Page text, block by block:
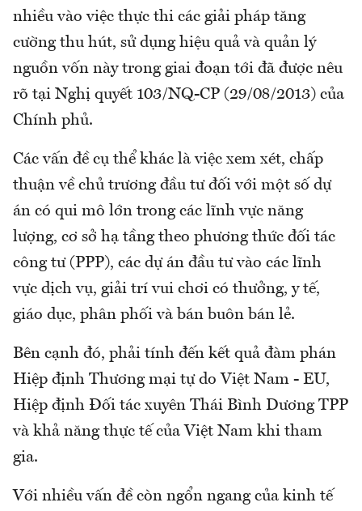
nhiều vào việc thực thi các giải pháp tăng
cường thu hút, sử dụng hiệu quả và quản lý
nguồn vốn này trong giai đoạn tới đã được nêu
rõ tại Nghị quyết 103/NQ-CP (29/08/2013) của
Chính phủ.
Các vấn đề cụ thể khác là việc xem xét, chấp
thuận về chủ trương đầu tư đối với một số dự
án có qui mô lớn trong các lĩnh vực năng
lượng, cơ sở hạ tầng theo phương thức đối tác
công tư (PPP), các dự án đầu tư vào các lĩnh
vực dịch vụ, giải trí vui chơi có thưởng, y tế,
giáo dục, phân phối và bán buôn bán lẻ.
Bên cạnh đó, phải tính đến kết quả đàm phán
Hiệp định Thương mại tự do Việt Nam - EU,
Hiệp định Đối tác xuyên Thái Bình Dương TPP
và khả năng thực tế của Việt Nam khi tham
gia.
Với nhiều vấn đề còn ngổn ngang của kinh tế